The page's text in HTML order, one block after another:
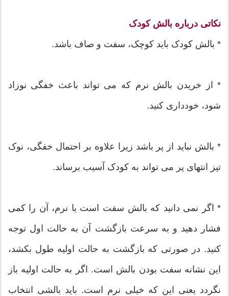
نکاتی درباره بالش کودک
* بالش کودک باید کوچک، سفت و صاف باشد.
* از خریدن بالش نرم که می تواند باعث خفگی نوزاد
شود، خودداری کنید.
* بالش نباید از پر باشد زیرا علاوه بر احتمال خفگی، نوک
تیز انتهای پر می تواند به کودک آسیب برساند.
* اگر نمی دانید که بالش سفت است یا نرم، آن را کمی
فشار دهید و به سرعت بازگشت آن به حالت اول توجه
کنید. در صورتی که بازگشت به حالت اولیه طول بکشد،
این نشانه سفت بودن بالش است. اگر به حالت اولیه باز
نگردد یعنی این که خیلی نرم است. باید بالشی انتخاب